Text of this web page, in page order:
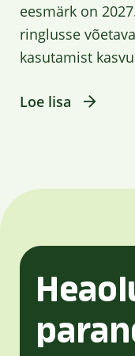
eesmärk on
ringlusse
kasutamist
Loe lisa